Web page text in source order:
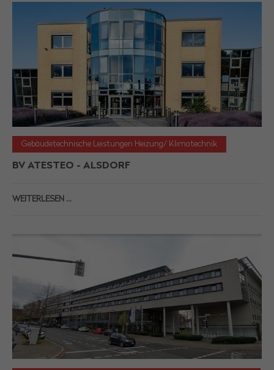
Gebäudetechnische Leistungen Heizung/ Klimatechnik
BV ATESTEO - ALSDORF
WEITERLESEN …